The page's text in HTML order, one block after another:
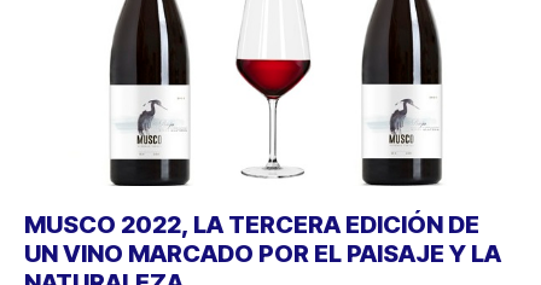
MUSCO 2022, LA TERCERA EDICIÓN DE
UN VINO MARCADO POR EL PAISAJE Y LA